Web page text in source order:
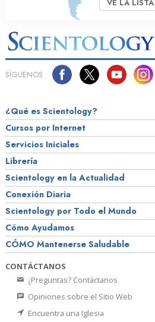
VE LA LISTA
SÍGUENOS
¿Qué es Scientology?
Cursos por Internet
Servicios Iniciales
Librería
Scientology en la Actualidad
Conexión Diaria
Scientology por Todo el Mundo
Cómo Ayudamos
CÓMO Mantenerse Saludable
CONTÁCTANOS
¿Preguntas? Contáctanos
Opiniones sobre el Sitio Web
Encuentra una Iglesia